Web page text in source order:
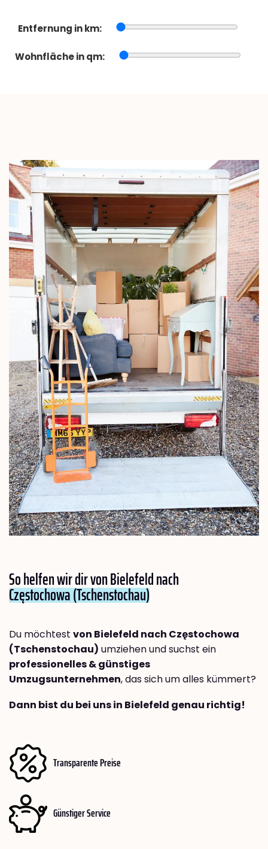
Entfernung in km:
Wohnfläche in qm:
So helfen wir dir von Bielefeld nach
Częstochowa (Tschenstochau)
Du möchtest von Bielefeld nach Częstochowa
(Tschenstochau) umziehen und suchst ein
professionelles & günstiges
Umzugsunternehmen, das sich um alles kümmert?
Dann bist du bei uns in Bielefeld genau richtig!
Transparente Preise
Günstiger Service